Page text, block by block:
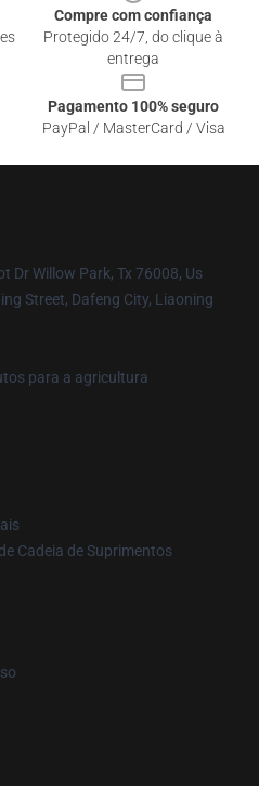
Compre com confiança
Protegido 24/7, do clique à
entrega
Pagamento 100% seguro
PayPal / MasterCard / Visa
Dr Willow Park, Tx 76008, Us
Street, Dafeng City, Liaoning
para a agricultura
Cadeia de Suprimentos